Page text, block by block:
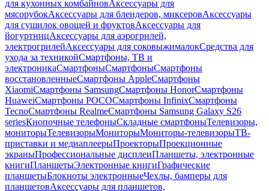
для кухонных комбайновАксессуары для
мясорубокАксессуары для блендеров, миксеровАксессуары
для сушилок овощей и фруктовАксессуары для
йогуртницАксессуары для аэрогрилей,
электрогрилейАксессуары для соковыжималокСредства для
ухода за техникойСмартфоны, ТВ и
электроникаСмартфоныСмартфоныСмартфоны
восстановленныеСмартфоны AppleСмартфоны
XiaomiСмартфоны SamsungСмартфоны HonorСмартфоны
HuaweiСмартфоны POCOСмартфоны InfinixСмартфоны
TecnoСмартфоны RealmeСмартфоны Samsung Galaxy S26
seriesКнопочные телефоныСкладные смартфоныТелевизоры,
мониторыТелевизорыМониторыМониторы-телевизорыТВ-
приставки и медиаплеерыПроекторыПроекционные
экраныПрофессиональные дисплеиПланшеты, электронные
книгиПланшетыЭлектронные книгиГрафические
планшетыБлокноты электронныеЧехлы, бамперы для
планшетовАксессуары для планшетов,